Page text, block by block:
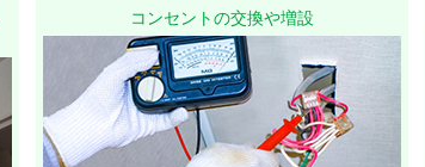
コンセントの交換や増設